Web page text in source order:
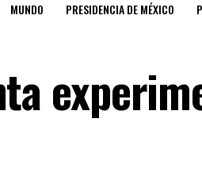
MUNDO PRESIDENCIA DE MÉXICO